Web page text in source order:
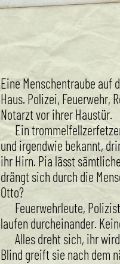
Eine Menschentraube auf
Haus. Polizei, Feuerwehr,
Notarzt vor ihrer Haustür.
Ein
und irgendwie bekannt,
ihr Hirn. Pia lässt
drängt sich durch die
Otto?
Feuerwehrleute,
laufen durcheinander.
Alles dreht sich, ihr
Blind greift sie nach dem